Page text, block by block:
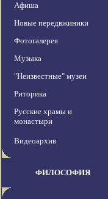
Афиша
Новые передвжиники
Фотогалерея
Музыка
"Неизвестные" музеи
Риторика
Русские храмы и
монастыри
Видеоархив
ФИЛОСОФИЯ